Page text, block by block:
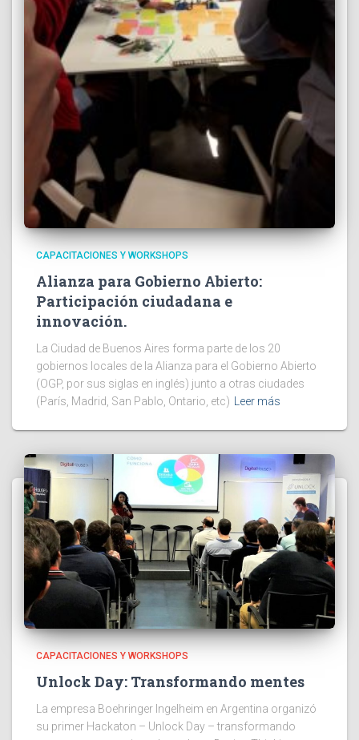
CAPACITACIONES Y WORKSHOPS
Alianza para Gobierno Abierto:
Participación ciudadana e
innovación.
La Ciudad de Buenos Aires forma parte de los 20
gobiernos locales de la Alianza para el Gobierno Abierto
(OGP, por sus siglas en inglés) junto a otras ciudades
(París, Madrid, San Pablo, Ontario, etc)
Leer más
CAPACITACIONES Y WORKSHOPS
Unlock Day: Transformando mentes
La empresa Boehringer Ingelheim en Argentina organizó
su primer Hackaton – Unlock Day – transformando